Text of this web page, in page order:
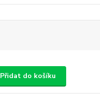
Přidat do košíku